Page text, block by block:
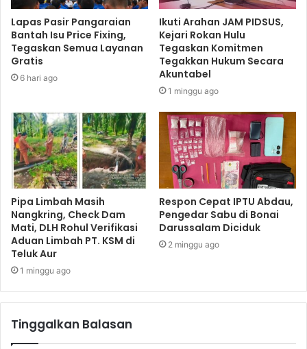
Lapas Pasir Pangaraian
Bantah Isu Price Fixing,
Tegaskan Semua Layanan
Gratis
6 hari ago
Ikuti Arahan JAM PIDSUS,
Kejari Rokan Hulu
Tegaskan Komitmen
Tegakkan Hukum Secara
Akuntabel
1 minggu ago
Pipa Limbah Masih
Nangkring, Check Dam
Mati, DLH Rohul Verifikasi
Aduan Limbah PT. KSM di
Teluk Aur
1 minggu ago
Respon Cepat IPTU Abdau,
Pengedar Sabu di Bonai
Darussalam Diciduk
2 minggu ago
Tinggalkan Balasan